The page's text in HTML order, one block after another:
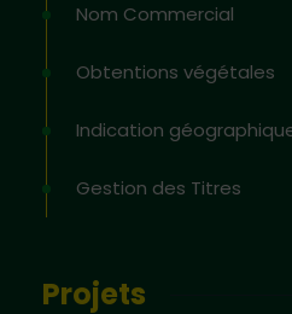
Nom Commercial
Obtentions végétales
Indication
Gestion des Titres
Projets